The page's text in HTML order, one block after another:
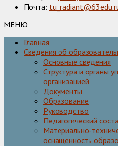
Почта:
МЕНЮ
Главная
Сведения об
Основные сведения
Структура и органы
организацией
Документы
Образование
Руководство
Педагогический
Материально-
оснащенность